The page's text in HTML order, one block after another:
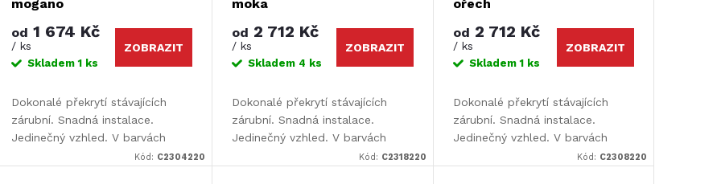
mogano
od 1 674 Kč
/ ks
Skladem1 ks
ZOBRAZIT
Dokonalé překrytí stávajících
zárubní. Snadná instalace.
Jedinečný vzhled. V barvách
Design i Color. Určeno pro dveře
Kód: C2304220
moka
od 2 712 Kč
/ ks
Skladem 4 ks
ZOBRAZIT
Dokonalé překrytí stávajících
zárubní. Snadná instalace.
Jedinečný vzhled. V barvách
Design i Color. Určeno pro dveře
Kód: C2318220
ořech
od 2 712 Kč
/ ks
Skladem1 ks
ZOBRAZIT
Dokonalé překrytí stávajících
zárubní. Snadná instalace.
Jedinečný vzhled. V barvách
Design i Color. Určeno pro dveře
Kód: C2308220